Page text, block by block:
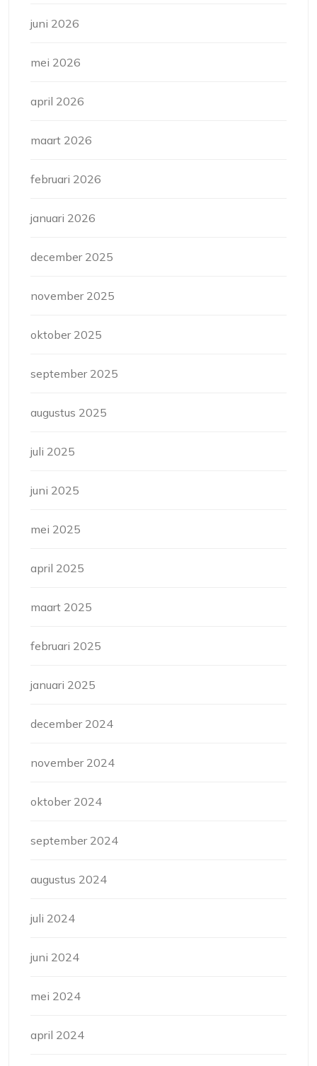
juni 2026
mei 2026
april 2026
maart 2026
februari 2026
januari 2026
december 2025
november 2025
oktober 2025
september 2025
augustus 2025
juli 2025
juni 2025
mei 2025
april 2025
maart 2025
februari 2025
januari 2025
december 2024
november 2024
oktober 2024
september 2024
augustus 2024
juli 2024
juni 2024
mei 2024
april 2024